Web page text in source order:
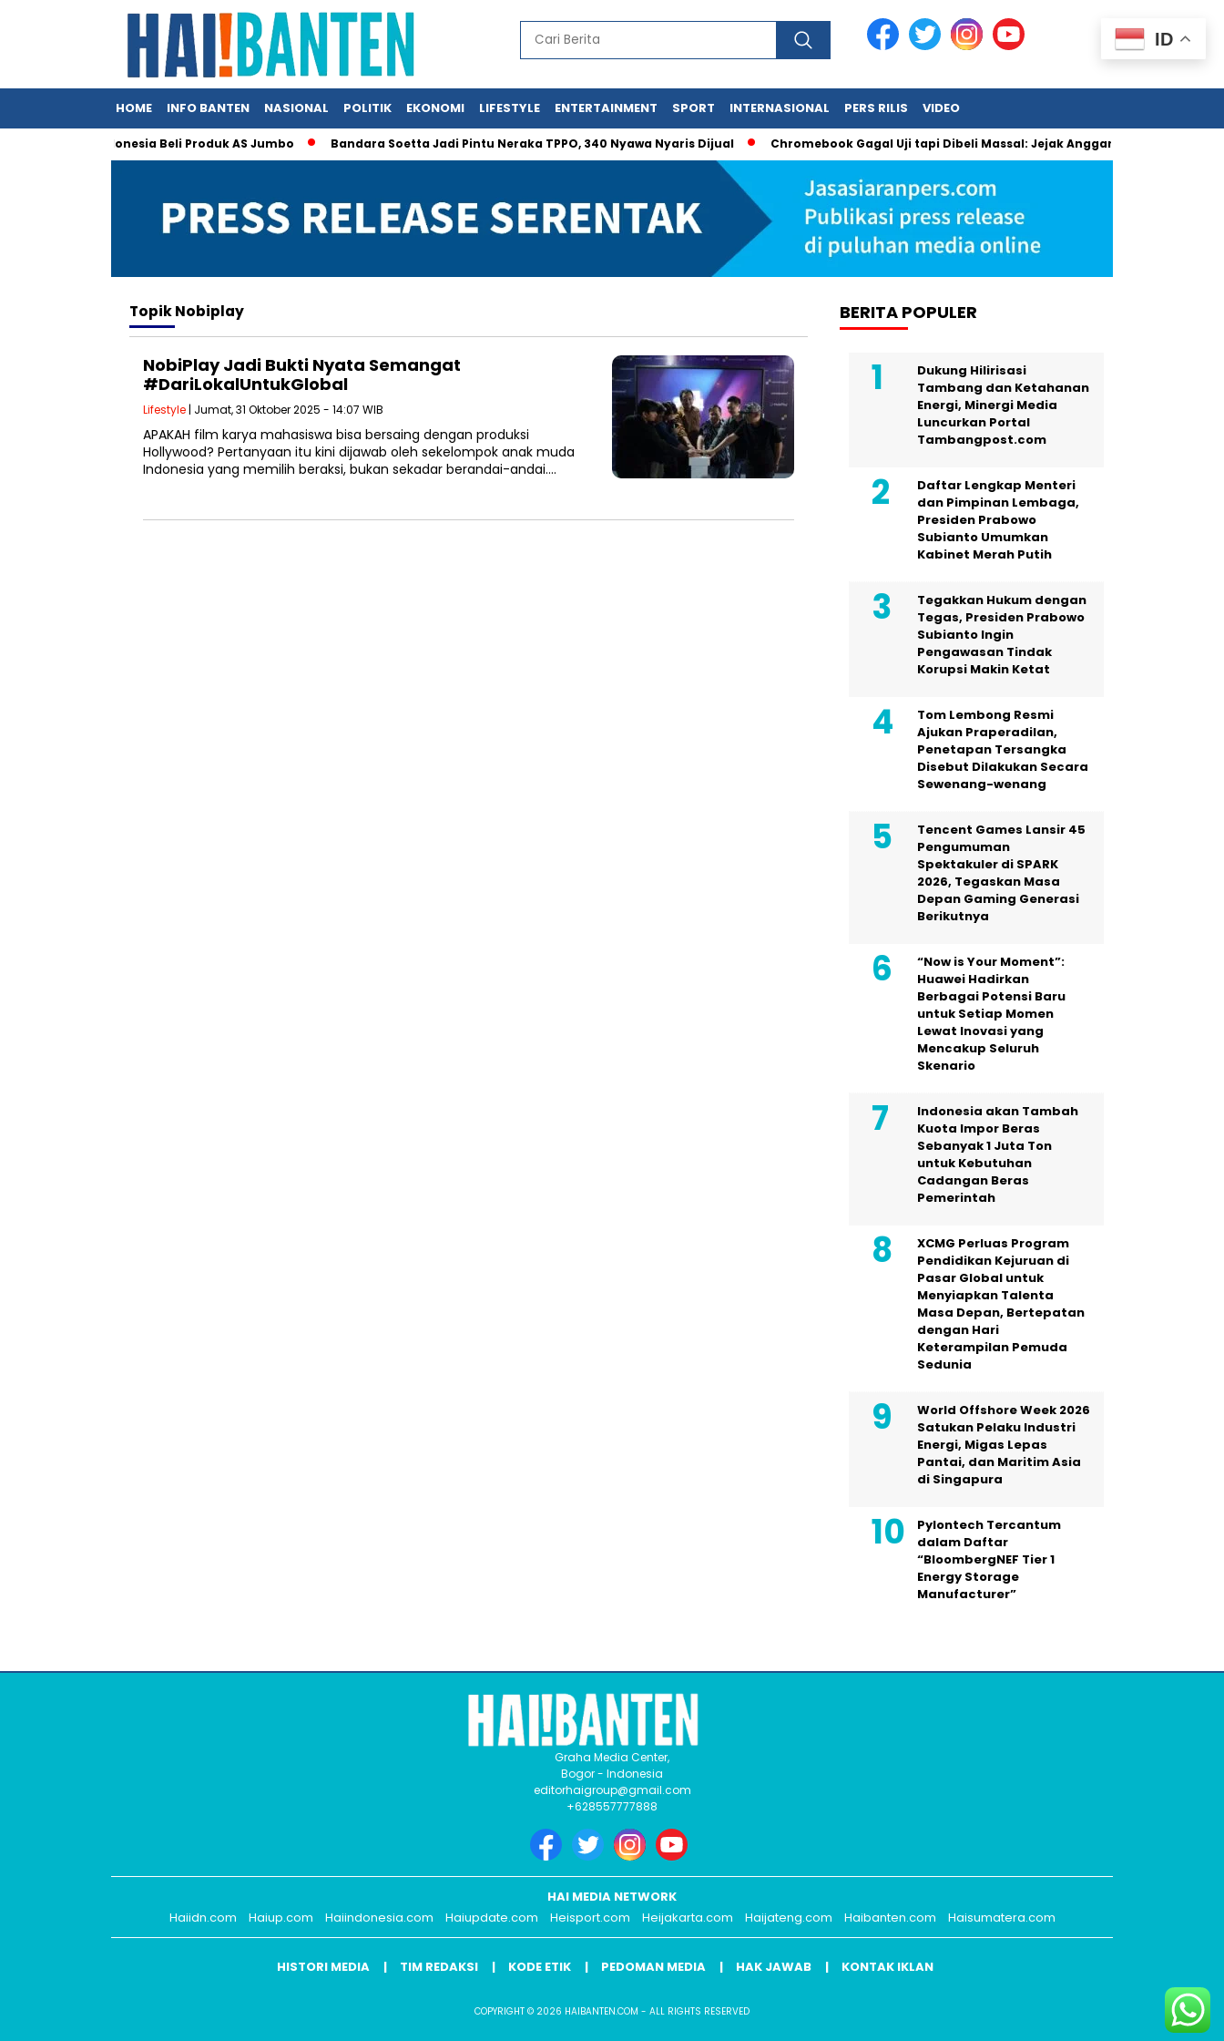
HOME INFO BANTEN NASIONAL POLITIK EKONOMI LIFESTYLE ENTERTAINMENT SPORT INTERNASIONAL PERS RILIS VIDEO
Klaim Indonesia Beli Produk AS Jumbo Bandara Soetta Jadi Pintu Neraka TPPO, 340 Nyawa Nyaris Dijual Chromebook Gagal Uji tapi Dibeli Massal: Jejak Anggaran Jumbo dan
TopikNobiplay
NobiPlay Jadi Bukti Nyata Semangat
#DariLokalUntukGlobal
Lifestyle | Jumat, 31 Oktober 2025 - 14:07 WIB
APAKAH film karya mahasiswa bisa bersaing dengan produksi
Hollywood? Pertanyaan itu kini dijawab oleh sekelompok anak muda
Indonesia yang memilih beraksi, bukan sekadar berandai-andai….
BERITA POPULER
Dukung Hilirisasi
Tambang dan Ketahanan
Energi, Minergi Media
Luncurkan Portal
Tambangpost.com
Daftar Lengkap Menteri
dan Pimpinan Lembaga,
Presiden Prabowo
Subianto Umumkan
Kabinet Merah Putih
Tegakkan Hukum dengan
Tegas, Presiden Prabowo
Subianto Ingin
Pengawasan Tindak
Korupsi Makin Ketat
Tom Lembong Resmi
Ajukan Praperadilan,
Penetapan Tersangka
Disebut Dilakukan Secara
Sewenang-wenang
Tencent Games Lansir 45
Pengumuman
Spektakuler di SPARK
2026, Tegaskan Masa
Depan Gaming Generasi
Berikutnya
“Now is Your Moment”:
Huawei Hadirkan
Berbagai Potensi Baru
untuk Setiap Momen
Lewat Inovasi yang
Mencakup Seluruh
Skenario
Indonesia akan Tambah
Kuota Impor Beras
Sebanyak 1 Juta Ton
untuk Kebutuhan
Cadangan Beras
Pemerintah
XCMG Perluas Program
Pendidikan Kejuruan di
Pasar Global untuk
Menyiapkan Talenta
Masa Depan, Bertepatan
dengan Hari
Keterampilan Pemuda
Sedunia
World Offshore Week 2026
Satukan Pelaku Industri
Energi, Migas Lepas
Pantai, dan Maritim Asia
di Singapura
Pylontech Tercantum
dalam Daftar
“BloombergNEF Tier 1
Energy Storage
Manufacturer”
ID
Graha Media Center,
Bogor - Indonesia
editorhaigroup@gmail.com
+628557777888
HAI MEDIA NETWORK
Haiidn.com
Haiup.com Haiindonesia.com Haiupdate.com Heisport.com Heijakarta.com Haijateng.com Haibanten.com Haisumatera.com
HISTORI MEDIA TIM REDAKSI KODE ETIK PEDOMAN MEDIA HAK JAWAB KONTAK IKLAN
COPYRIGHT © 2026 HAIBANTEN.COM - ALL RIGHTS RESERVED